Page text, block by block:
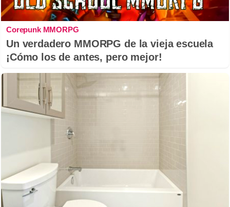
Corepunk MMORPG
Un verdadero MMORPG de la vieja escuela
¡Cómo los de antes, pero mejor!